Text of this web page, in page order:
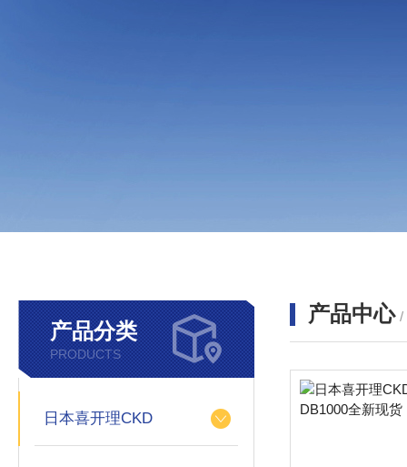
产品分类
PRODUCTS
日本喜开理CKD
产品中心 /